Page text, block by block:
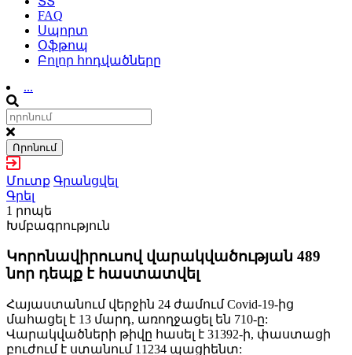
FAQ
Սպորտ
Օֆթոպ
Բոլոր հոդվածները
...
Որոնում
Մուտք Գրանցվել
Գրել
1 րոպե
Խմբագրություն
Կորոնավիրուսով վարակվածության 489
նոր դեպք է հաստատվել
Հայաստանում վերջին 24 ժամում Covid-19-ից
մահացել է 13 մարդ, առողջացել են 710-ը:
Վարակվածների թիվը հասել է 31392-ի, փաստացի
բուժում է ստանում 11234 պացիենտ: